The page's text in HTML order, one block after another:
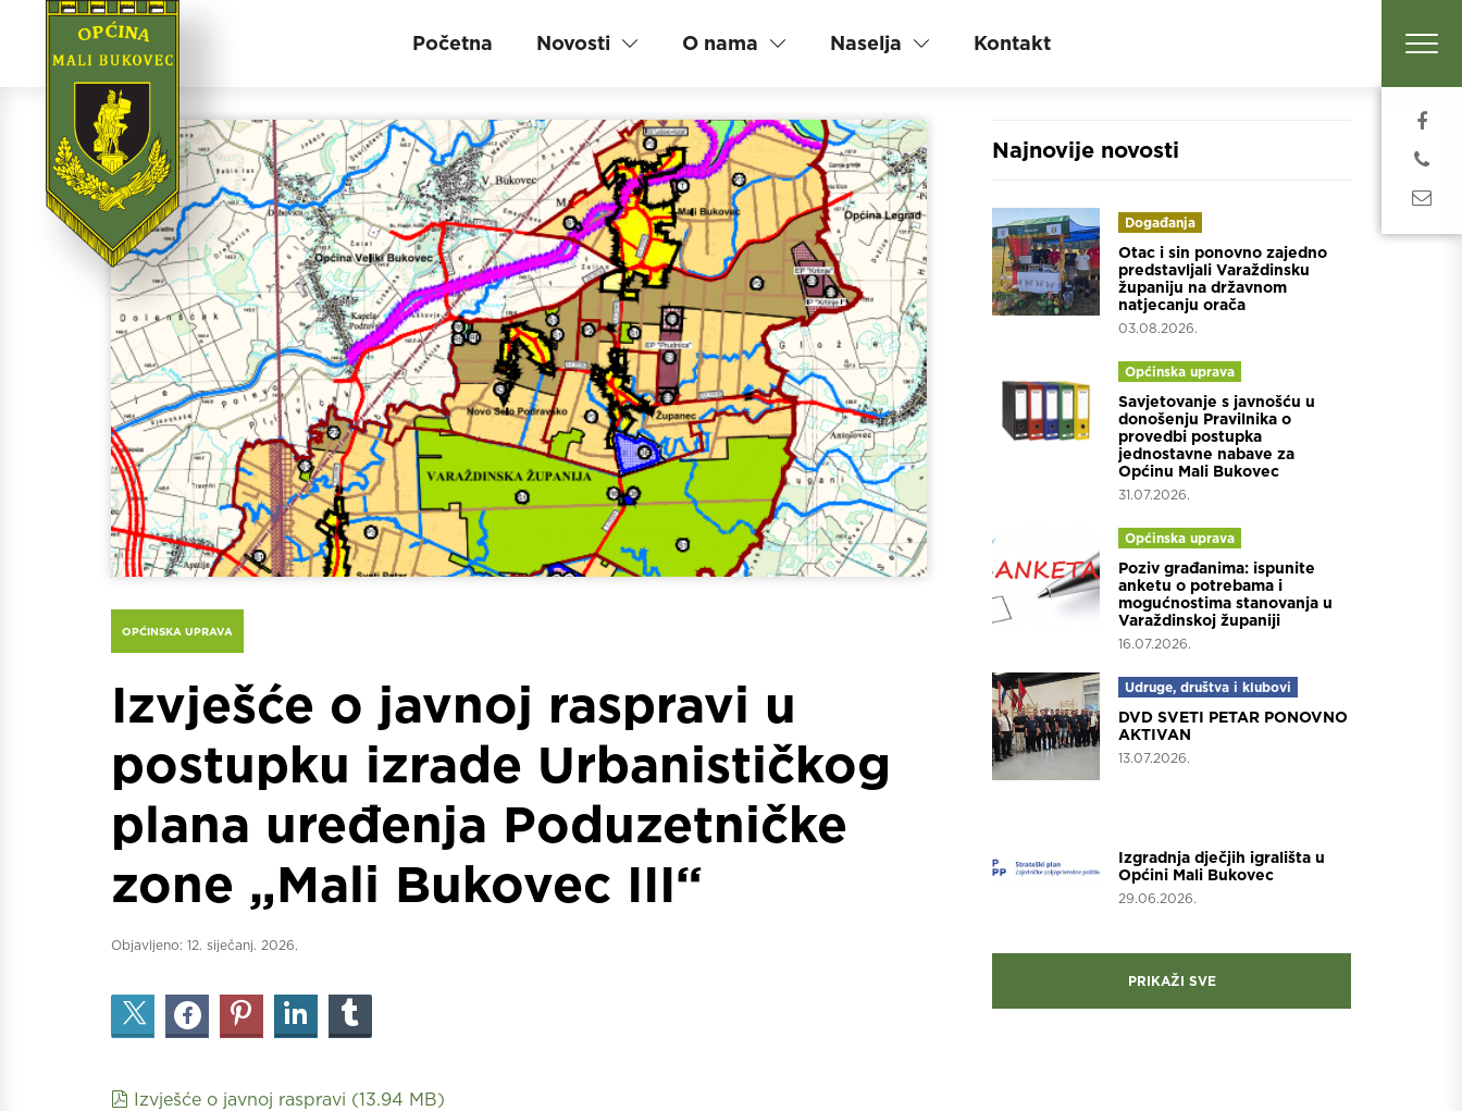
Početna Novosti O nama Naselja Kontakt
OPĆINSKA UPRAVA
Izvješće o javnoj raspravi u
postupku izrade Urbanističkog
plana uređenja Poduzetničke
zone „Mali Bukovec III“
Objavljeno: 12. siječanj. 2026.
pdf
Izvješće o javnoj raspravi (13.94 MB)
Najnovije novosti
Događanja
Otac i sin ponovno zajedno
predstavljali Varaždinsku
županiju na državnom
natjecanju orača
03.08.2026.
Općinska uprava
Savjetovanje s javnošću u
donošenju Pravilnika o
provedbi postupka
jednostavne nabave za
Općinu Mali Bukovec
31.07.2026.
Općinska uprava
Poziv građanima: ispunite
anketu o potrebama i
mogućnostima stanovanja u
Varaždinskoj županiji
16.07.2026.
Udruge, društva i klubovi
DVD SVETI PETAR PONOVNO
AKTIVAN
13.07.2026.
Izgradnja dječjih igrališta u
Općini Mali Bukovec
29.06.2026.
PRIKAŽI SVE